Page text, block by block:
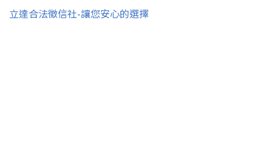
立達合法徵信社-讓您安心的選擇